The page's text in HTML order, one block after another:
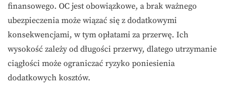
finansowego. OC jest obowiązkowe, a brak ważnego
ubezpieczenia może wiązać się z dodatkowymi
konsekwencjami, w tym opłatami za przerwę. Ich
wysokość zależy od długości przerwy, dlatego utrzymanie
ciągłości może ograniczać ryzyko poniesienia
dodatkowych kosztów.